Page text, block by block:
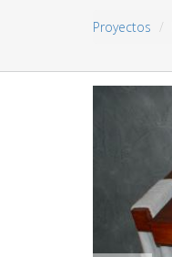
Proyectos